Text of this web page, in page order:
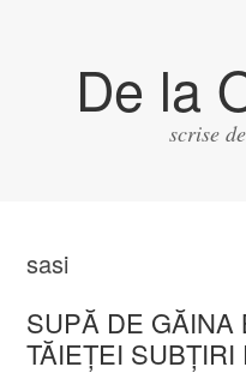
De la
scrise
sasi
SUPĂ DE GĂINA
TĂIEŢEI SUBŢIRI